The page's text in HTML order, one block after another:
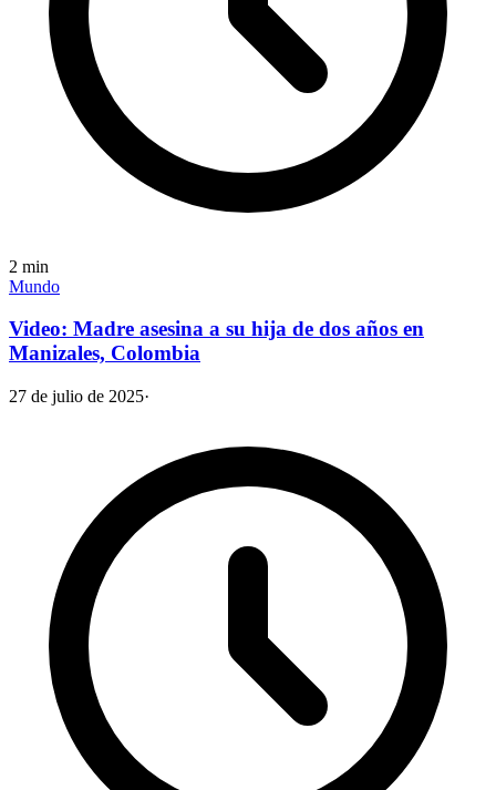
2 min
Mundo
Video: Madre asesina a su hija de dos años en
Manizales, Colombia
27 de julio de 2025·